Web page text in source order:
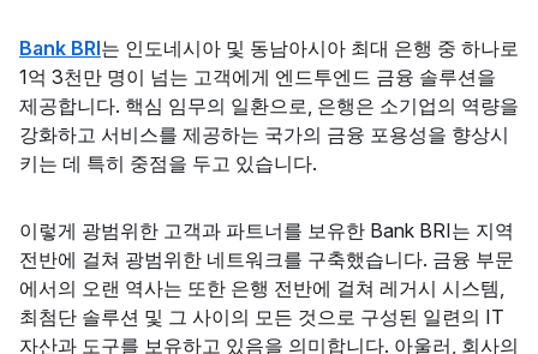
Bank BRI는 인도네시아 및 동남아시아 최대 은행 중 하나로
1억 3천만 명이 넘는 고객에게 엔드투엔드 금융 솔루션을
제공합니다. 핵심 임무의 일환으로, 은행은 소기업의 역량을
강화하고 서비스를 제공하는 국가의 금융 포용성을 향상시
키는 데 특히 중점을 두고 있습니다.
이렇게 광범위한 고객과 파트너를 보유한 Bank BRI는 지역
전반에 걸쳐 광범위한 네트워크를 구축했습니다. 금융 부문
에서의 오랜 역사는 또한 은행 전반에 걸쳐 레거시 시스템,
최첨단 솔루션 및 그 사이의 모든 것으로 구성된 일련의 IT
자산과 도구를 보유하고 있음을 의미합니다. 아울러, 회사의